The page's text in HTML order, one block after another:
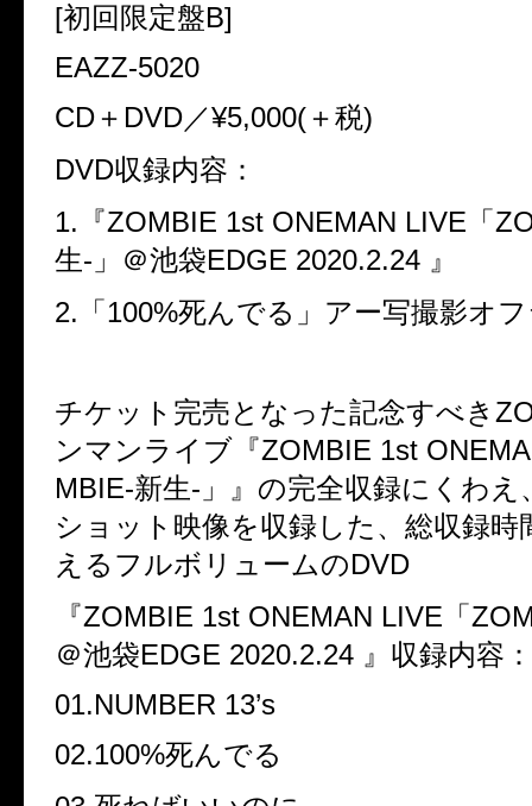
[初回限定盤B]
EAZZ-5020
CD＋DVD／¥5,000(＋税)
DVD収録内容：
1.『ZOMBIE 1st ONEMAN LIVE「
生-」＠池袋EDGE 2020.2.24 』
2.「100%死んでる」アー写撮影オ
チケット完売となった記念すべき
ンマンライブ『ZOMBIE 1st
MBIE-新生-」』の完全収録にくわ
ショット映像を収録した、総収録時
えるフルボリュームのDVD
『ZOMBIE 1st ONEMAN LIVE「
＠池袋EDGE 2020.2.24 』収録内容：
01.NUMBER 13’s
02.100%死んでる